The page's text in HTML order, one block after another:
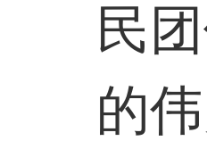
民
的